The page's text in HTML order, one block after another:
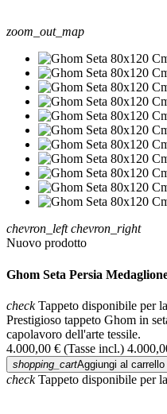
zoom_out_map
chevron_left chevron_right
Nuovo prodotto
Ghom Seta Persia
checkTappeto disponibile per
Prestigioso tappeto Ghom in
capolavoro dell'arte tessile.
4.000,00 € (Tasse incl.)
shopping_cartAggiungi al carrello
checkTappeto disponibile per